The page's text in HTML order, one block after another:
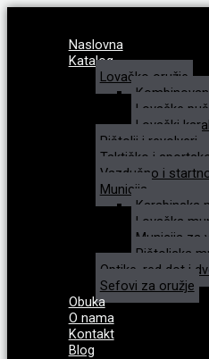
Naslovna
Katalog
Lovačko oružje
Lovačke
Lovački
Pištolji i revolveri
Taktičko i
Vazdušno i
Municija
Karabinska
Lovačka
Municija za
Pištoljska
Optike, red dot i
Sefovi za oružje
Obuka
O nama
Kontakt
Blog